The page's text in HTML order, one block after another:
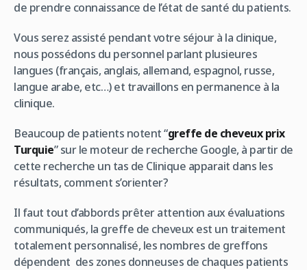
de prendre connaissance de l’état de santé du patients.
Vous serez assisté pendant votre séjour à la clinique,
nous possédons du personnel parlant plusieures
langues (français, anglais, allemand, espagnol, russe,
langue arabe, etc…) et travaillons en permanence à la
clinique.
Beaucoup de patients notent “greffe de cheveux prix
Turquie” sur le moteur de recherche Google, à partir de
cette recherche un tas de Clinique apparait dans les
résultats, comment s’orienter?
Il faut tout d’abbords prêter attention aux évaluations
communiqués, la greffe de cheveux est un traitement
totalement personnalisé, les nombres de greffons
dépendent des zones donneuses de chaques patients